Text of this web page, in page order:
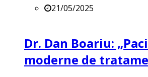
21/05/2025
Dr. Dan Boariu:
moderne de